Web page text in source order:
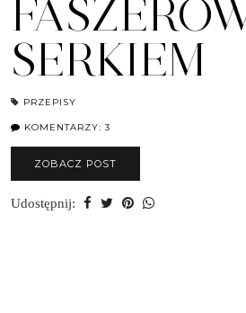
SERKIEM
PRZEPISY
KOMENTARZY: 3
ZOBACZ POST
Udostępnij: